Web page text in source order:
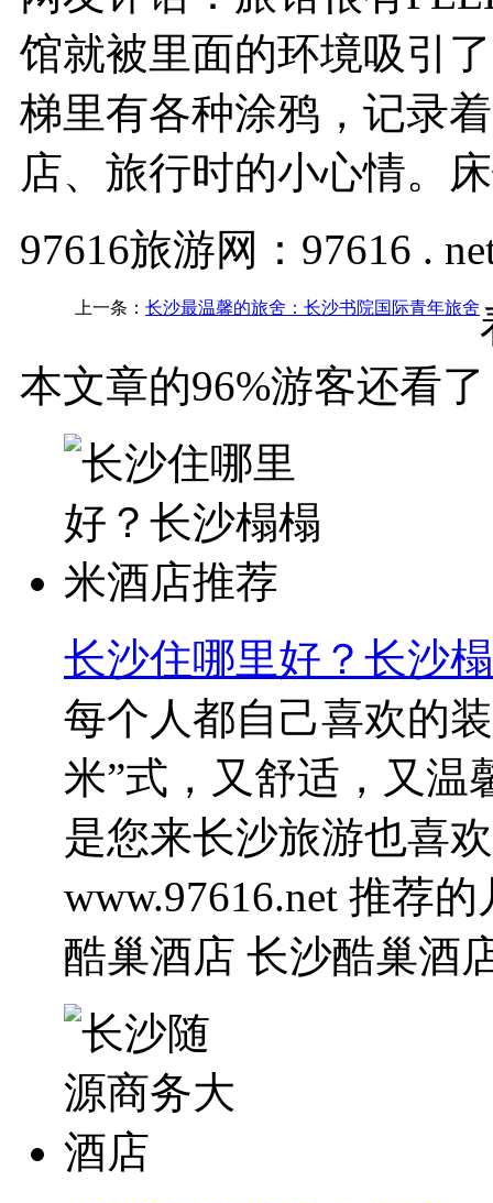
馆就被里面的环境吸引
梯里有各种涂鸦，记录
店、旅行时的小心情。
97616旅游网：97616 .
上一条： 长沙最温馨的旅舍：长沙书院国际青年旅舍
本文章的96%游客还看
长沙住哪里好？长沙
每个人都自己喜欢的
米”式，又舒适，又温
是您来长沙旅游也喜
www.97616.net 推荐
酷巢酒店 长沙酷巢酒